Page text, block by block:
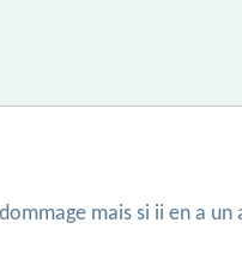
mais si ii en a